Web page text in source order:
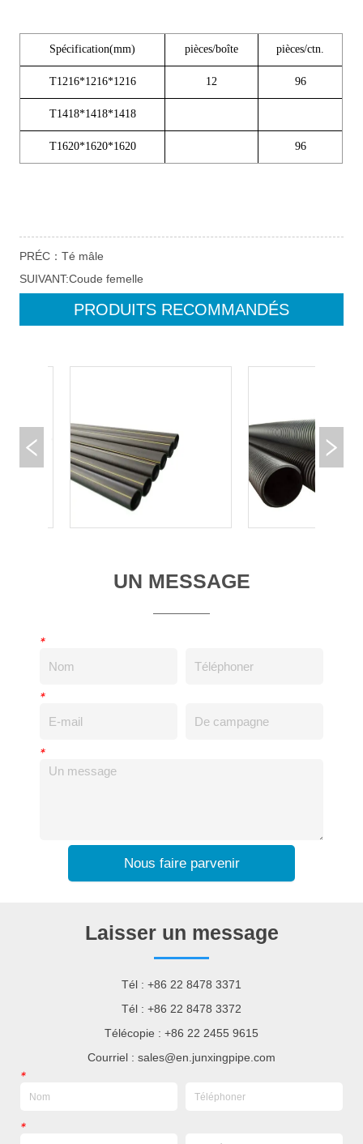
PRÉC：Té mâle
SUIVANT:Coude femelle
PRODUITS RECOMMANDÉS
UN MESSAGE
*
*
*
Nous faire parvenir
Laisser un message
Tél : +86 22 8478 3371
Tél : +86 22 8478 3372
Télécopie : +86 22 2455 9615
Courriel : sales@en.junxingpipe.com
*
*